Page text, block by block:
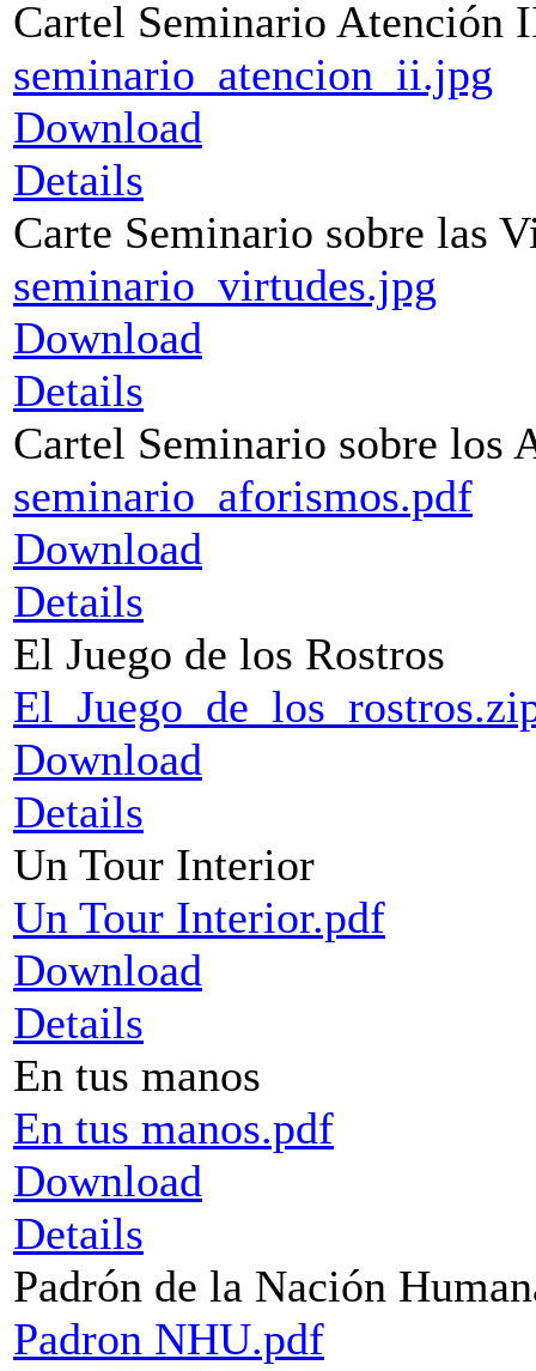
Cartel Seminario Atención
seminario_atencion_ii.jpg
Download
Details
Carte Seminario sobre las
seminario_virtudes.jpg
Download
Details
Cartel Seminario sobre los
seminario_aforismos.pdf
Download
Details
El Juego de los Rostros
Download
Details
Un Tour Interior
Un Tour Interior.pdf
Download
Details
En tus manos
En tus manos.pdf
Download
Details
Padrón de la Nación
Padron NHU.pdf